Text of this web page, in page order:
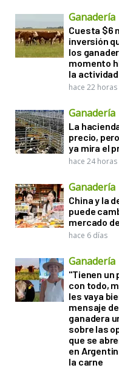
Ganadería
Cuesta $6
inversión
los
momento
la actividad
hace 22 horas
Ganadería
La
precio,
ya mira el
hace 24 horas
Ganadería
China y la
puede
mercado
hace 6 días
Ganadería
"Tienen un
con todo,
les vaya
mensaje
ganadera
sobre las
que se
en
la carne